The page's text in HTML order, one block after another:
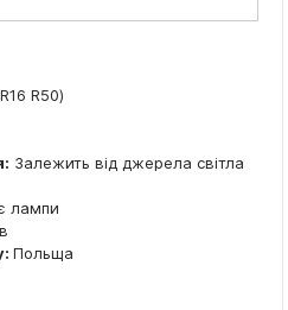
R50)
Залежить від джерела світла
лампи
Польща